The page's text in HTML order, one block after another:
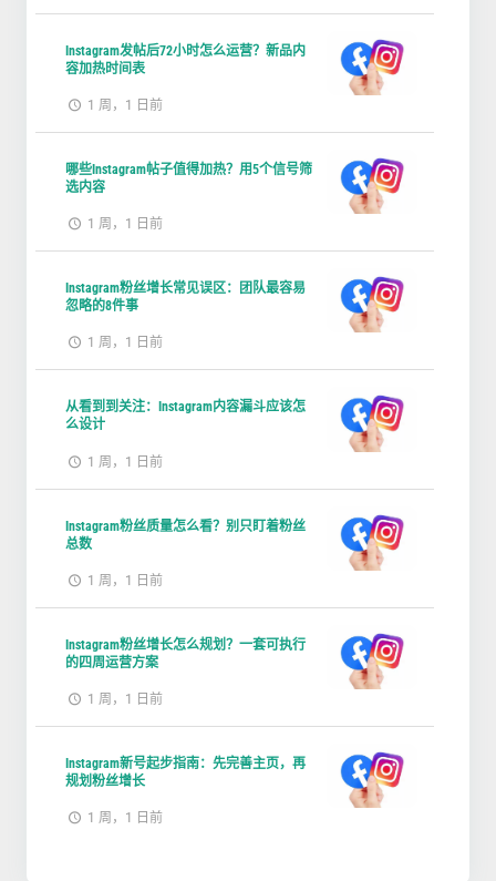
Instagram发帖后72小时怎么运营？新品内
容加热时间表
1 周，1 日前
哪些Instagram帖子值得加热？用5个信号筛
选内容
1 周，1 日前
Instagram粉丝增长常见误区：团队最容易
忽略的8件事
1 周，1 日前
从看到到关注：Instagram内容漏斗应该怎
么设计
1 周，1 日前
Instagram粉丝质量怎么看？别只盯着粉丝
总数
1 周，1 日前
Instagram粉丝增长怎么规划？一套可执行
的四周运营方案
1 周，1 日前
Instagram新号起步指南：先完善主页，再
规划粉丝增长
1 周，1 日前